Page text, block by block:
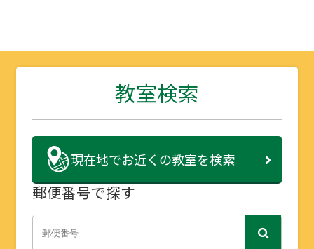
教室検索
現在地でお近くの教室を検索
郵便番号で探す